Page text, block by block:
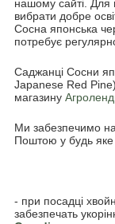
нашому сайті. Для
вибрати добре
Сосна японська
потребує
Саджанці Сосни
Japanese Red
магазину
Ми забезпечимо
Поштою у будь яке
- при посадці
забезпечать